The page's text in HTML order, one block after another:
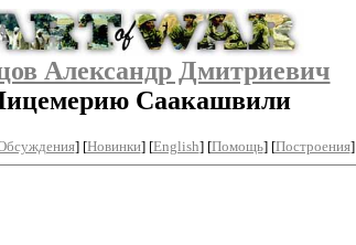
Александр Дмитриевич
Саакашвили
] [Новинки] [English] [Помощь] [Построения]